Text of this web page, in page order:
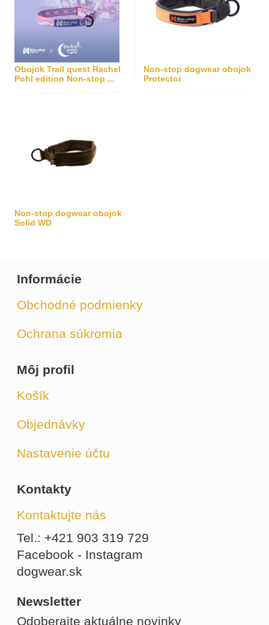
Obojok Trail quest Rachel
Pohl edition Non-stop ...
Non-stop dogwear obojok
Protector
Non-stop dogwear obojok
Solid WD
Informácie
Obchodné podmienky
Ochrana súkromia
Môj profil
Košík
Objednávky
Nastavenie účtu
Kontakty
Kontaktujte nás
Tel.: +421 903 319 729
Facebook - Instagram
dogwear.sk
Newsletter
Odoberajte aktuálne novinky